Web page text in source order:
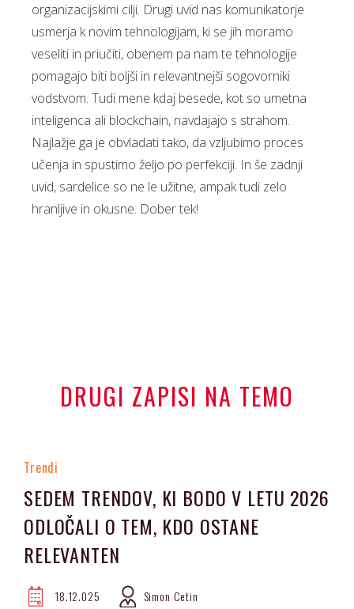
organizacijskimi cilji. Drugi uvid nas komunikatorje
usmerja k novim tehnologijam, ki se jih moramo
veseliti in priučiti, obenem pa nam te tehnologije
pomagajo biti boljši in relevantnejši sogovorniki
vodstvom. Tudi mene kdaj besede, kot so umetna
inteligenca ali blockchain, navdajajo s strahom.
Najlažje ga je obvladati tako, da vzljubimo proces
učenja in spustimo željo po perfekciji. In še zadnji
uvid, sardelice so ne le užitne, ampak tudi zelo
hranljive in okusne. Dober tek!
DRUGI ZAPISI NA TEMO
Trendi
SEDEM TRENDOV, KI BODO V LETU 2026
ODLOČALI O TEM, KDO OSTANE
RELEVANTEN
18.12.025 Simon Cetin